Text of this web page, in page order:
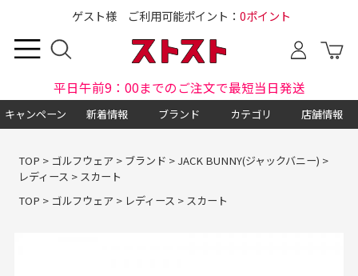
ゲスト様 ご利用可能ポイント： 0ポイント
平日午前9：00までのご注文で最短当日発送
キャンペーン 新着情報 ブランド カテゴリ 店舗情報
TOP > ゴルフウェア > ブランド > JACK BUNNY(ジャックバニー) >
レディース > スカート
TOP > ゴルフウェア > レディース > スカート